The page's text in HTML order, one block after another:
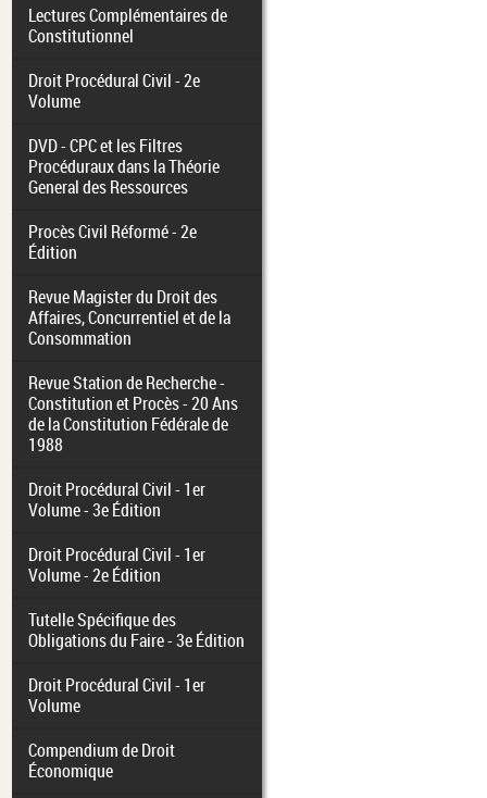
Lectures Complémentaires de
Constitutionnel
Droit Procédural Civil - 2e
Volume
DVD - CPC et les Filtres
Procéduraux dans la Théorie
General des Ressources
Procès Civil Réformé - 2e
Édition
Revue Magister du Droit des
Affaires, Concurrentiel et de la
Consommation
Revue Station de Recherche -
Constitution et Procès - 20 Ans
de la Constitution Fédérale de
1988
Droit Procédural Civil - 1er
Volume - 3e Édition
Droit Procédural Civil - 1er
Volume - 2e Édition
Tutelle Spécifique des
Obligations du Faire - 3e Édition
Droit Procédural Civil - 1er
Volume
Compendium de Droit
Économique